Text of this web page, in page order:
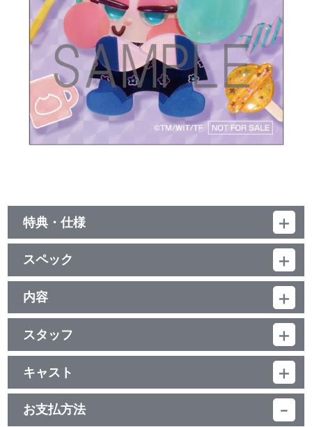
特典・仕様
特典
●ブックレット（16P予定）
映像特典
●IC:CHU次回予告映像（第2～12話）
●「キャンディーカリエスの舞台裏」縦型メイキング映像
音声特典
●各話解説スタッフオーディオコメンタリー［出演：見里朝希、西
中千晶、山田健太］
スペック
品番：BCXA-2068
ジャンル：TVアニメ
(本編約37分＋映像特典約10分)／ﾘﾆｱPCM(ｽﾃﾚｵ)／AVC／BD25G／
16:9<1080p High Definition>／英語字幕付（ON・OFF可能）／カ
ラー／（予）47分／2巻
内容
制作年度：2026年
【12話収録】
第1話「狂人歯医者に気をつけろ」／第2話「虫歯のアメちゃん」
第3話「テレビ育成計画」／第4話「白い粉はキケン？」
第5話「彼に振りまわされて」／第6話「歯ドロボウをつかまえろ」
第7話「歯医者はこわくない」／第8話「イヤイヤ大暴走」
第9話「歯の妖精」／第10話「カリエスのお引越し」
スタッフ
原作：見里朝希／WIT STUDIO／監督：見里朝希／副監督：森井ケ
ンシロウ／脚本：西中千晶／オフライン編集：齋藤朱里／音響監
督：えびなやすのり／音響制作：サウンドチーム・ドンファン／音
楽：帆足圭吾／アニメーションプロデューサー：山田健太／アニメ
ーション制作：TORUKU from WIT STUDIO／製作：トゥースフェ
アリーズ
キャスト
アメ：佐藤みゆ希／カリエス：武田 華／ミカン：引坂理絵／ビー
フ：矢部雅史／サメ：齋藤彩夏／狂人歯医者：片桐 仁／ハロルド：
松丸亮吾／アメ母：野呂佳代
お支払方法